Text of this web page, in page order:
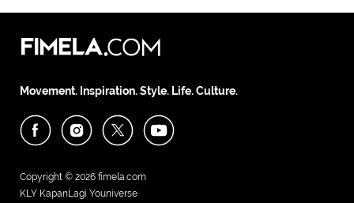
Movement. Inspiration. Style. Life. Culture.
Copyright © 2026 fimela.com
KLY KapanLagi Youniverse